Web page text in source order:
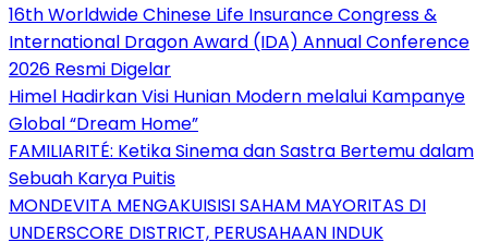
16th Worldwide Chinese Life Insurance Congress &
International Dragon Award (IDA) Annual Conference
2026 Resmi Digelar
Himel Hadirkan Visi Hunian Modern melalui Kampanye
Global “Dream Home”
FAMILIARITÉ: Ketika Sinema dan Sastra Bertemu dalam
Sebuah Karya Puitis
MONDEVITA MENGAKUISISI SAHAM MAYORITAS DI
UNDERSCORE DISTRICT, PERUSAHAAN INDUK